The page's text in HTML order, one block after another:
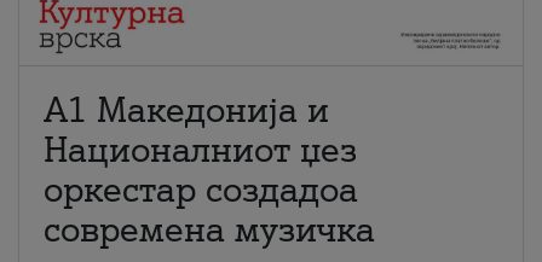
А1 Македонија и
Националниот џез
оркестар создадоа
современа музичка